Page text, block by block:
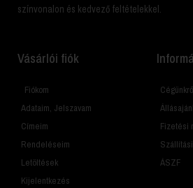
színvonalon és kedvező feltételekkel.
Vásárlói fiók
Fiókom
Adataim, Jelszavam
Címeim
Rendeléseim
Letöltések
Kijelentkezés
Fizetési
ÁSZF